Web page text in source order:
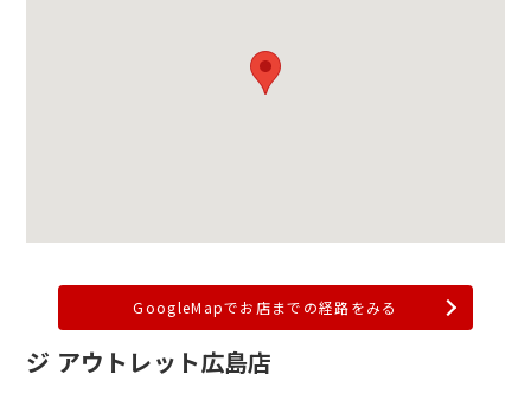
GoogleMapでお店までの経路をみる
ジ アウトレット広島店